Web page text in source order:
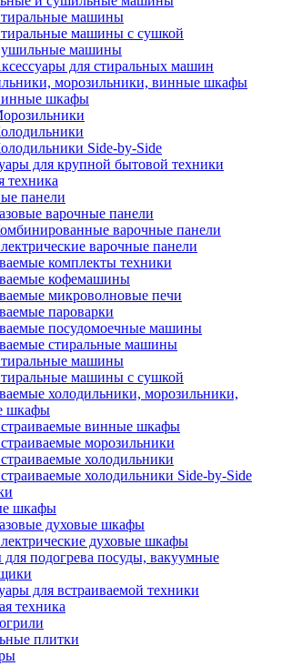
машины
машины с сушкой
машины
для стиральных машин
морозильники, винные шкафы
шкафы
Side-by-Side
для крупной бытовой техники
техника
панели
варочные панели
варочные панели
варочные панели
комплекты техники
кофемашины
микроволновые печи
пароварки
посудомоечные машины
стиральные машины
машины
машины с сушкой
холодильники, морозильники,
шкафы
винные шкафы
морозильники
холодильники
холодильники Side-by-Side
шкафы
духовые шкафы
духовые шкафы
подогрева посуды, вакуумные
для встраиваемой техники
техника
плитки